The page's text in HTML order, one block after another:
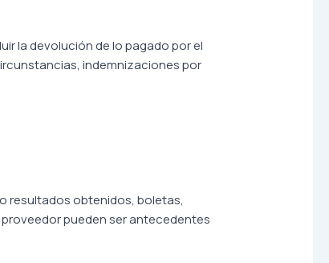
la devolución de lo pagado por el
indemnizaciones por
resultados obtenidos, boletas,
pueden ser antecedentes